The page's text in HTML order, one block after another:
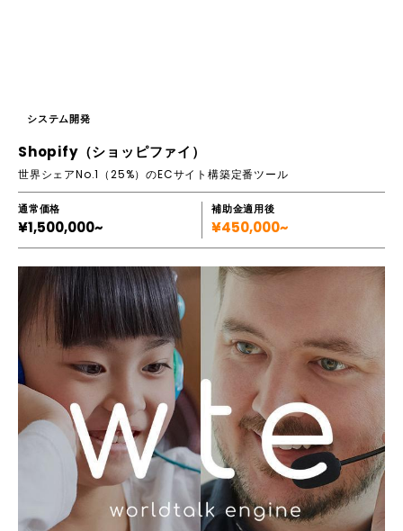
システム開発
Shopify（ショッピファイ）
世界シェアNo.1（25%）のECサイト構築定番ツール
通常価格
¥1,500,000~
補助金適用後
¥450,000~